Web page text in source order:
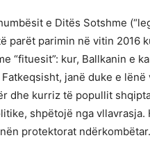
e Ditës Sotshme
parët parimin në vitin 2016
“fituesit”: kur, Ballkanin e
janë duke e lënë
dhe kurriz të popullit
shpëtojë nga
protektorat ndërkombëtar.